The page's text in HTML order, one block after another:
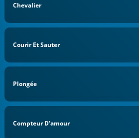
Chevalier
Courir Et Sauter
Plongée
Compteur D'amour